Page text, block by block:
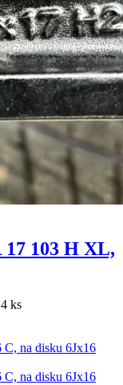
17 103 H XL,
ks